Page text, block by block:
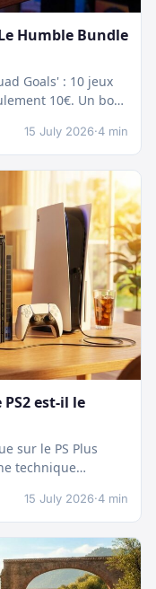
Humble Bundle
Goals' : 10 jeux
10€. Un bon
15 July 2026·4 min
est-il le
sur le PS Plus
technique
15 July 2026·4 min